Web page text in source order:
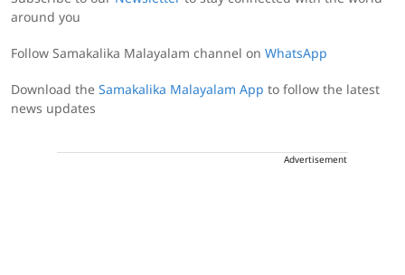
around you
Follow Samakalika Malayalam channel on WhatsApp
Download the Samakalika Malayalam App to follow the latest
news updates
Advertisement